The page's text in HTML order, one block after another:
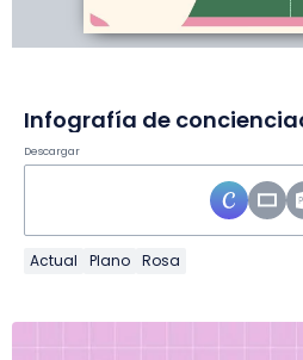
Descargar
Actual Plano Rosa